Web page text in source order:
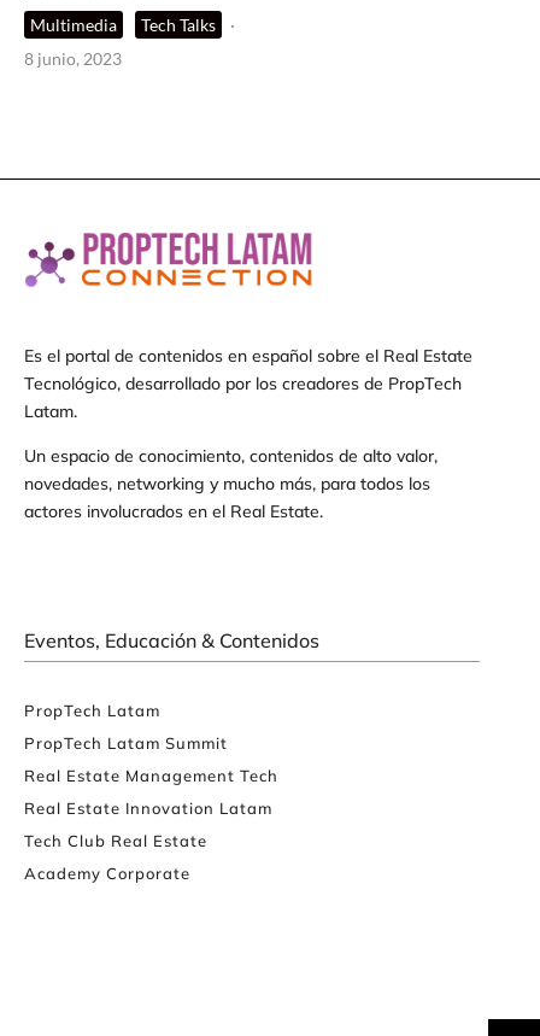
Multimedia Tech Talks
·
8 junio, 2023
Es el portal de contenidos en español sobre el Real Estate
Tecnológico, desarrollado por los creadores de PropTech
Latam.
Un espacio de conocimiento, contenidos de alto valor,
novedades, networking y mucho más, para todos los
actores involucrados en el Real Estate.
Eventos, Educación & Contenidos
PropTech Latam
PropTech Latam Summit
Real Estate Management Tech
Real Estate Innovation Latam
Tech Club Real Estate
Academy Corporate